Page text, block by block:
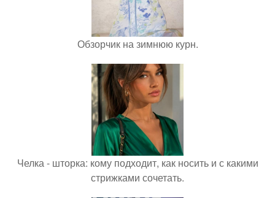
Обзорчик на зимнюю курн.
Челка - шторка: кому подходит, как носить и с какими
стрижками сочетать.